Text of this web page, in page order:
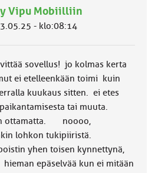
Vipu Mobiilliin
- klo:08:14
sovellus! jo kolmas kerta
ei etelleenkään toimi kuin
kuukaus sitten. ei etes
tai muuta.
ottamatta. noooo,
lohkon tukipiiristä.
yhen toisen kynnettynä,
epäselvää kun ei mitään